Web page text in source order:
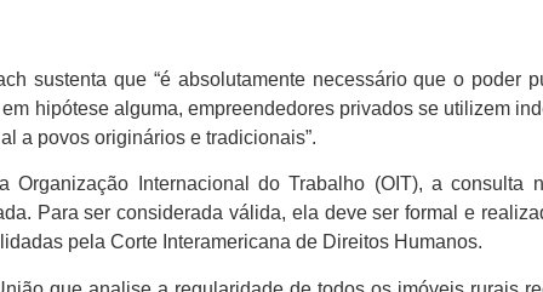
sustenta que “é absolutamente necessário que o poder
hipótese alguma, empreendedores privados se utilizem
a povos originários e tradicionais”.
Internacional do Trabalho (OIT), a consulta
Para ser considerada válida, ela deve ser formal e
pela Corte Interamericana de Direitos Humanos.